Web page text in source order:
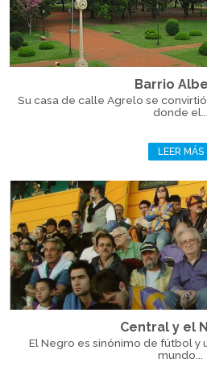
Barrio
Su casa de calle Agrelo se
donde el...
LEER MÁS
Central y el
El Negro es sinónimo de fútbol y
mundo...